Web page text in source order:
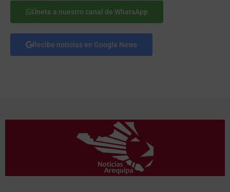
Únete a nuestro canal de WhatsApp
Recibe noticias en Google News